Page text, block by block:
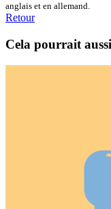
anglais et en allemand.
Retour
Cela pourrait